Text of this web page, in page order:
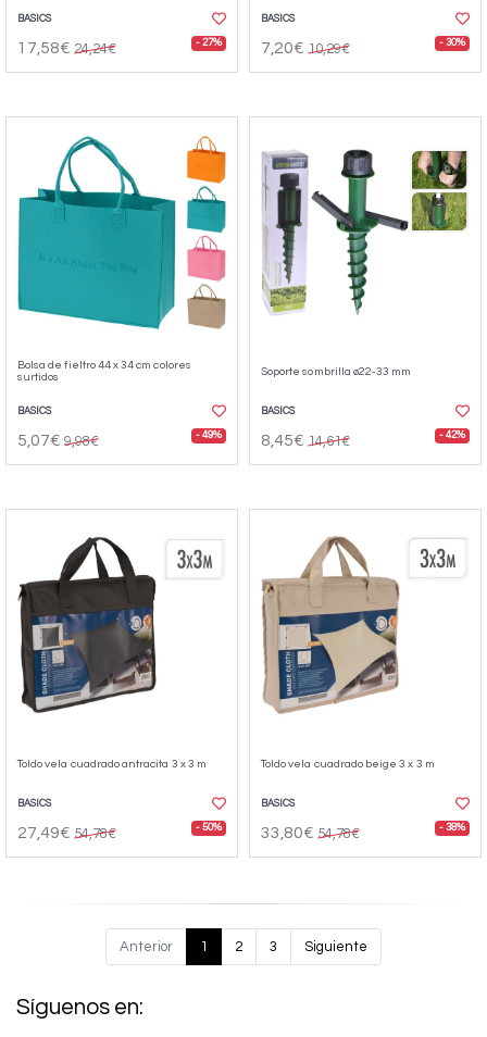
BASICS
17,58€ 24,24€ - 27%
BASICS
7,20€ 10,29€ - 30%
Bolsa de fieltro 44 x 34 cm colores
surtidos
BASICS
5,07€ 9,98€ - 49%
Soporte sombrilla ø22-33 mm
BASICS
8,45€ 14,61€ - 42%
Toldo vela cuadrado antracita 3 x 3 m
BASICS
27,49€ 54,78€ - 50%
Toldo vela cuadrado beige 3 x 3 m
BASICS
33,80€ 54,78€ - 38%
Anterior 1 2 3 Siguiente
Síguenos en: